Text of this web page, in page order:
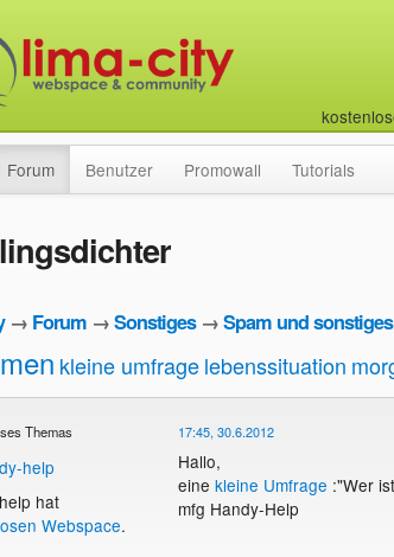
Forum Benutzer Promowall Tutorials
→ Forum →Sonstiges→Spam und
kleine umfragelebenssituation
Themas
help
hat
Webspace.
17:45, 30.6.2012
Hallo,
eine kleine Umfrage :"Wer
mfg Handy-Help